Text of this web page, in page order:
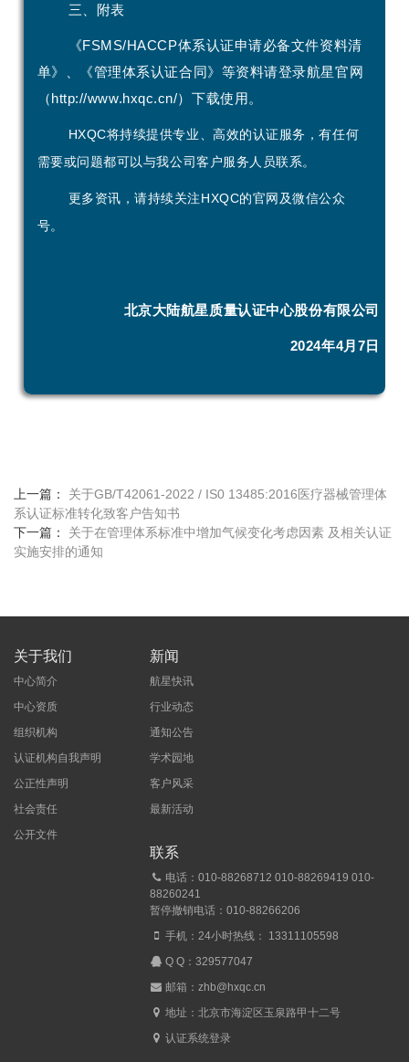
三、附表
《FSMS/HACCP体系认证申请必备文件资料清
单》、《管理体系认证合同》等资料请登录航星官网
（http://www.hxqc.cn/）下载使用。
HXQC将持续提供专业、高效的认证服务，有任何
需要或问题都可以与我公司客户服务人员联系。
更多资讯，请持续关注HXQC的官网及微信公众
号。
北京大陆航星质量认证中心股份有限公司
2024年4月7日
上一篇： 关于GB/T42061-2022 / IS0 13485:2016医疗器械管理体
系认证标准转化致客户告知书
下一篇： 关于在管理体系标准中增加气候变化考虑因素 及相关认证
实施安排的通知
关于我们
中心简介
中心资质
组织机构
认证机构自我声明
公正性声明
社会责任
公开文件
新闻
航星快讯
行业动态
通知公告
学术园地
客户风采
最新活动
联系
电话：010-88268712 010-88269419 010-
88260241
暂停撤销电话：010-88266206
手机：24小时热线： 13311105598
Q Q：329577047
邮箱：zhb@hxqc.cn
地址：北京市海淀区玉泉路甲十二号
认证系统登录